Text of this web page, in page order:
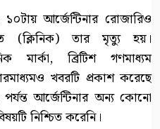
আর্জেন্টিনার রোজারিও
(ক্লিনিক) তার মৃত্যু হয়।
মার্কা, ব্রিটিশ গণমাধ্যম
খবরটি প্রকাশ করেছে
আর্জেন্টিনার অন্য কোনো
নিশ্চিত করেনি।